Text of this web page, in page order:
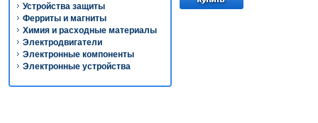
Устройства защиты
Ферриты и магниты
Химия и расходные материалы
Электродвигатели
Электронные компоненты
Электронные устройства